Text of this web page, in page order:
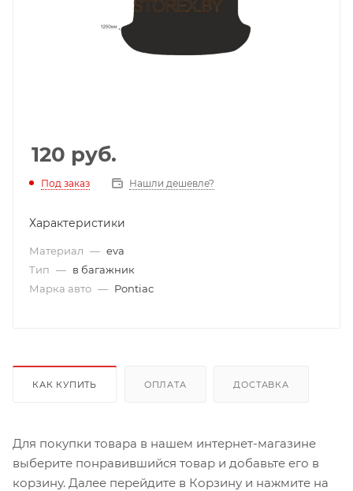
120 руб.
Под заказ Нашли дешевле?
Характеристики
Материал — eva
Тип — в багажник
Марка авто — Pontiac
КАК КУПИТЬ ОПЛАТА ДОСТАВКА
Для покупки товара в нашем интернет-магазине
выберите понравившийся товар и добавьте его в
корзину. Далее перейдите в Корзину и нажмите на